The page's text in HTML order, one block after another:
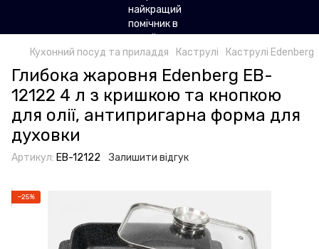
Кухонний посуд та приладдя Каструлі Каструлі Edenberg
Глибока жаровня Edenberg EB-
12122 4 л з кришкою та кнопкою
для олії, антипригарна форма для
духовки
Артикул: EB-12122 Залишити відгук
−25%